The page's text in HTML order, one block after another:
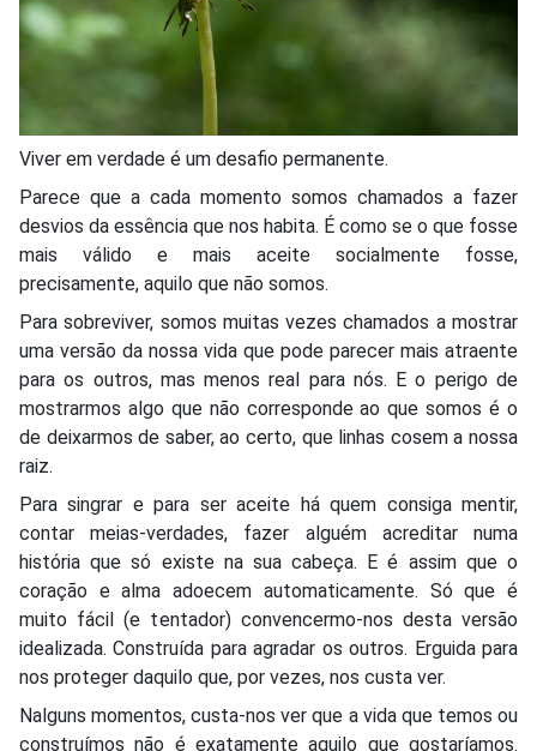
Viver em verdade é um desafio permanente.
Parece que a cada momento somos chamados a fazer
desvios da essência que nos habita. É como se o que fosse
mais válido e mais aceite socialmente fosse,
precisamente, aquilo que não somos.
Para sobreviver, somos muitas vezes chamados a mostrar
uma versão da nossa vida que pode parecer mais atraente
para os outros, mas menos real para nós. E o perigo de
mostrarmos algo que não corresponde ao que somos é o
de deixarmos de saber, ao certo, que linhas cosem a nossa
raiz.
Para singrar e para ser aceite há quem consiga mentir,
contar meias-verdades, fazer alguém acreditar numa
história que só existe na sua cabeça. E é assim que o
coração e alma adoecem automaticamente. Só que é
muito fácil (e tentador) convencermo-nos desta versão
idealizada. Construída para agradar os outros. Erguida para
nos proteger daquilo que, por vezes, nos custa ver.
Nalguns momentos, custa-nos ver que a vida que temos ou
construímos não é exatamente aquilo que gostaríamos.